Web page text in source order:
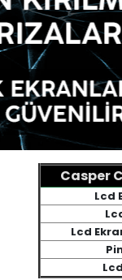
Casper
Lcd
Lcd